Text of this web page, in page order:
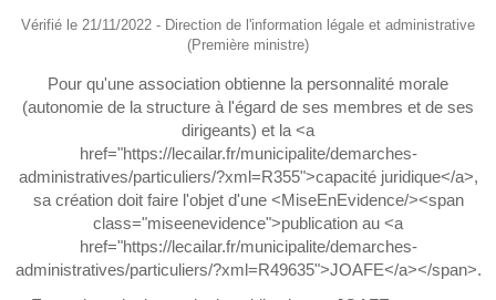
Vérifié le 21/11/2022 - Direction de l'information légale et administrative
(Première ministre)
Pour qu'une association obtienne la personnalité morale
(autonomie de la structure à l'égard de ses membres et de ses
dirigeants) et la <a
href="https://lecailar.fr/municipalite/demarches-
administratives/particuliers/?xml=R355">capacité juridique</a>,
sa création doit faire l'objet d'une <MiseEnEvidence/><span
class="miseenevidence">publication au <a
href="https://lecailar.fr/municipalite/demarches-
administratives/particuliers/?xml=R49635">JOAFE</a></span>.